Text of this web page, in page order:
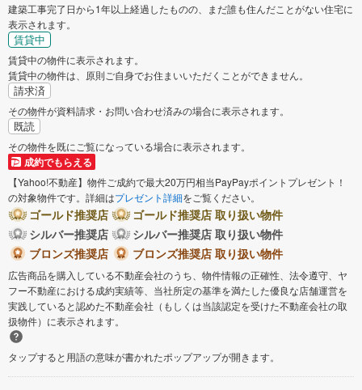
建築工事完了日から1年以上経過したものの、まだ誰も住んだことがない住宅に
表示されます。
賃貸中
賃貸中の物件に表示されます。
賃貸中の物件は、原則ご自身でお住まいいただくことができません。
請求済
その物件が資料請求・お問い合わせ済みの場合に表示されます。
既読
その物件を既にご覧になっている場合に表示されます。
成約でもらえる
【Yahoo!不動産】物件ご成約で最大20万円相当PayPayポイントプレゼント！
の対象物件です。詳細はプレゼント詳細をご覧ください。
ゴールド推奨店
ゴールド推奨店 取り扱い物件
シルバー推奨店
シルバー推奨店 取り扱い物件
ブロンズ推奨店
ブロンズ推奨店 取り扱い物件
広告商品を購入している不動産会社のうち、物件情報の正確性、法令遵守、ヤ
フー不動産における成約実績等、当社所定の基準を満たした優良な店舗運営を
実践していると認めた不動産会社（もしくは当該認定を受けた不動産会社の取
扱物件）に表示されます。
タップすると用語の意味が書かれたポップアップが開きます。